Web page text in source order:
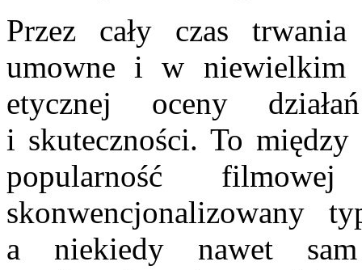
Przez cały czas
umowne i w niewielkim
etycznej oceny
i skuteczności. To
popularność
skonwencjonalizowany
a niekiedy nawet